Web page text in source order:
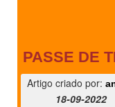
PASSE DE
Artigo criado por:
18-09-2022